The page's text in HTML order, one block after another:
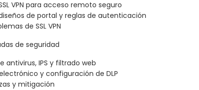
VPN para acceso remoto seguro
de portal y reglas de autenticación
de SSL VPN
de seguridad
antivirus, IPS y filtrado web
y configuración de DLP
y mitigación